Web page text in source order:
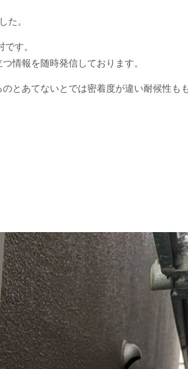
た。
です。
情報を随時発信しております。
あてないとでは密着度が違い耐候性もも